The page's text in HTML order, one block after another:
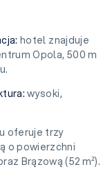
hotel znajduje
Opola, 500 m
wysoki,
oferuje trzy
o powierzchni
Brązową (52 m²).